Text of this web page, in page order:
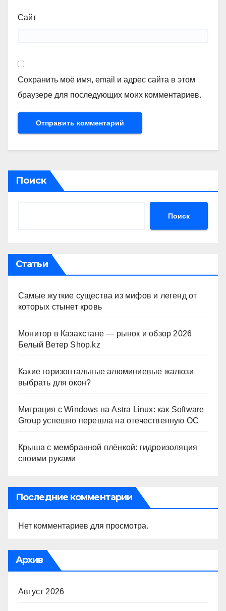
Сайт
Сохранить моё имя, email и адрес сайта в этом
браузере для последующих моих комментариев.
Поиск
Поиск
Статьи
Самые жуткие существа из мифов и легенд от
которых стынет кровь
Монитор в Казахстане — рынок и обзор 2026
Белый Ветер Shop.kz
Какие горизонтальные алюминиевые жалюзи
выбрать для окон?
Миграция с Windows на Astra Linux: как Software
Group успешно перешла на отечественную ОС
Крыша с мембранной плёнкой: гидроизоляция
своими руками
Последние комментарии
Нет комментариев для просмотра.
Архив
Август 2026